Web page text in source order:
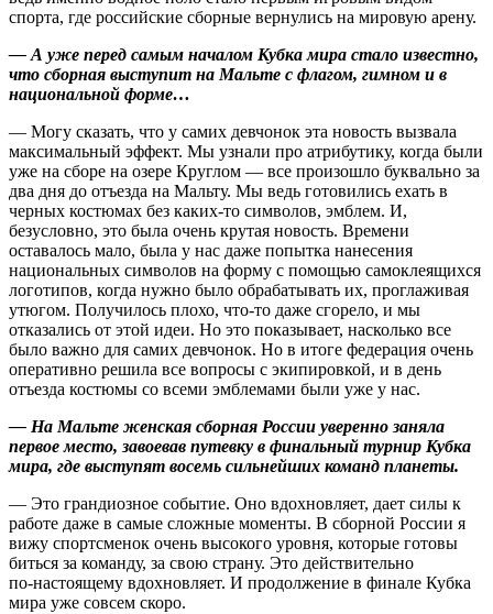
спорта, где российские сборные вернулись на мировую арену.
— А уже перед самым началом Кубка мира стало известно,
что сборная выступит на Мальте с флагом, гимном и в
национальной форме…
— Могу сказать, что у самих девчонок эта новость вызвала
максимальный эффект. Мы узнали про атрибутику, когда были
уже на сборе на озере Круглом — все произошло буквально за
два дня до отъезда на Мальту. Мы ведь готовились ехать в
черных костюмах без каких‑то символов, эмблем. И,
безусловно, это была очень крутая новость. Времени
оставалось мало, была у нас даже попытка нанесения
национальных символов на форму с помощью самоклеящихся
логотипов, когда нужно было обрабатывать их, проглаживая
утюгом. Получилось плохо, что‑то даже сгорело, и мы
отказались от этой идеи. Но это показывает, насколько все
было важно для самих девчонок. Но в итоге федерация очень
оперативно решила все вопросы с экипировкой, и в день
отъезда костюмы со всеми эмблемами были уже у нас.
— На Мальте женская сборная России уверенно заняла
первое место, завоевав путевку в финальный турнир Кубка
мира, где выступят восемь сильнейших команд планеты.
— Это грандиозное событие. Оно вдохновляет, дает силы к
работе даже в самые сложные моменты. В сборной России я
вижу спортсменок очень высокого уровня, которые готовы
биться за команду, за свою страну. Это действительно
по‑настоящему вдохновляет. И продолжение в финале Кубка
мира уже совсем скоро.